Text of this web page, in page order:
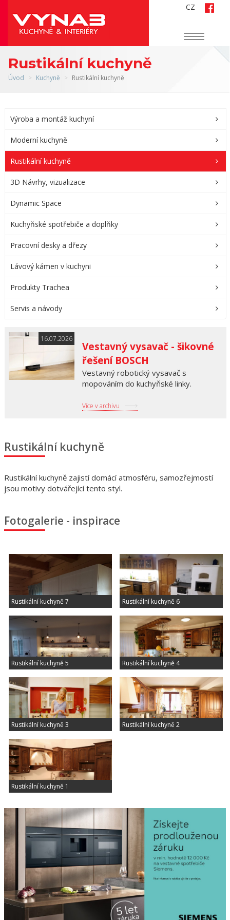
Navigace
CZ
Rustikální kuchyně
Úvod Kuchyně Rustikální kuchyně
Výroba a montáž kuchyní
Moderní kuchyně
Rustikální kuchyně
3D Návrhy, vizualizace
Dynamic Space
Kuchyňské spotřebiče a doplňky
Pracovní desky a dřezy
Lávový kámen v kuchyni
Produkty Trachea
Servis a návody
16.07.2026
Vestavný vysavač - šikovné
řešení BOSCH
Vestavný robotický vysavač s
mopováním do kuchyňské linky.
Více v archivu
Rustikální kuchyně
Rustikální kuchyně zajistí domácí atmosféru, samozřejmostí
jsou motivy dotvářející tento styl.
Fotogalerie - inspirace
Rustikální kuchyně 7 Rustikální kuchyně 6
Rustikální kuchyně 5 Rustikální kuchyně 4
Rustikální kuchyně 3 Rustikální kuchyně 2
Rustikální kuchyně 1